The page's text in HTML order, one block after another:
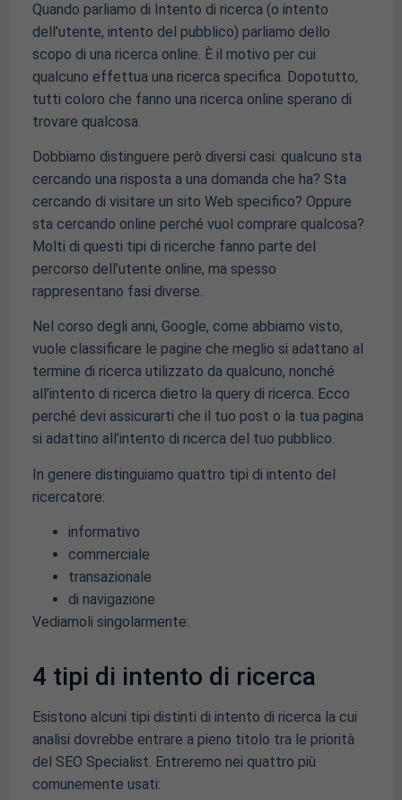
Quando parliamo di Intento di ricerca (o intento
dell’utente, intento del pubblico) parliamo dello
scopo di una ricerca online. È il motivo per cui
qualcuno effettua una ricerca specifica. Dopotutto,
tutti coloro che fanno una ricerca online sperano di
trovare qualcosa.
Dobbiamo distinguere però diversi casi: qualcuno sta
cercando una risposta a una domanda che ha? Sta
cercando di visitare un sito Web specifico? Oppure
sta cercando online perché vuol comprare qualcosa?
Molti di questi tipi di ricerche fanno parte del
percorso dell’utente online, ma spesso
rappresentano fasi diverse.
Nel corso degli anni, Google, come abbiamo visto,
vuole classificare le pagine che meglio si adattano al
termine di ricerca utilizzato da qualcuno, nonché
all’intento di ricerca dietro la query di ricerca. Ecco
perché devi assicurarti che il tuo post o la tua pagina
si adattino all’intento di ricerca del tuo pubblico.
In genere distinguiamo quattro tipi di intento del
ricercatore:
informativo
commerciale
transazionale
di navigazione
Vediamoli singolarmente:
4 tipi di intento di ricerca
Esistono alcuni tipi distinti di intento di ricerca la cui
analisi dovrebbe entrare a pieno titolo tra le priorità
del SEO Specialist. Entreremo nei quattro più
comunemente usati: